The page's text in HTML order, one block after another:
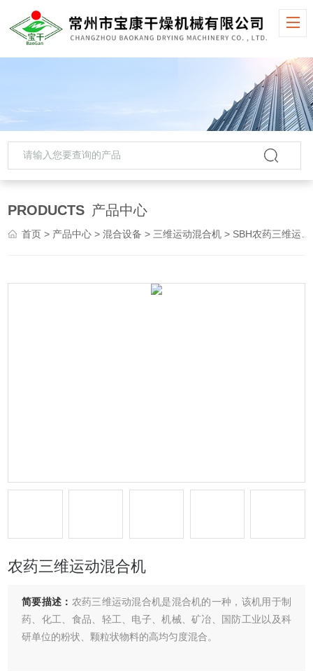
PRODUCTS 产品中心
首页 > 产品中心 >混合设备 > 三维运动混合机 > SBH农药三维运动混合机
农药三维运动混合机
简要描述： 农药三维运动混合机是混合机的一种，该机用于制
药、化工、食品、轻工、电子、机械、矿冶、国防工业以及科
研单位的粉状、颗粒状物料的高均匀度混合。